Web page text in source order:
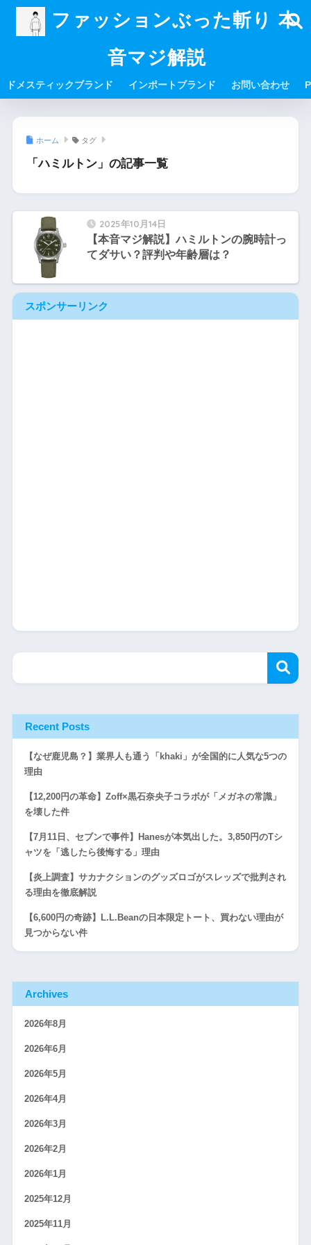
ファッションぶった斬り 本
音マジ解説
ドメスティックブランド インポートブランド お問い合わせ
ホーム タグ
「ハミルトン」の記事一覧
2025年10月14日
【本音マジ解説】ハミルトンの腕時計っ
てダサい？評判や年齢層は？
スポンサーリンク
Recent Posts
【なぜ鹿児島？】業界人も通う「khaki」が全国的に人気な5つの
理由
【12,200円の革命】Zoff×黒石奈央子コラボが「メガネの常識」
を壊した件
【7月11日、セブンで事件】Hanesが本気出した。3,850円のTシ
ャツを「逃したら後悔する」理由
【炎上調査】サカナクションのグッズロゴがスレッズで批判され
る理由を徹底解説
【6,600円の奇跡】L.L.Beanの日本限定トート、買わない理由が
見つからない件
Archives
2026年8月
2026年6月
2026年5月
2026年4月
2026年3月
2026年2月
2026年1月
2025年12月
2025年11月